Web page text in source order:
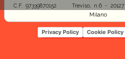
C.F. 97339870152
Treviso, n.6 - 20127
Milano
Privacy Policy Cookie Policy